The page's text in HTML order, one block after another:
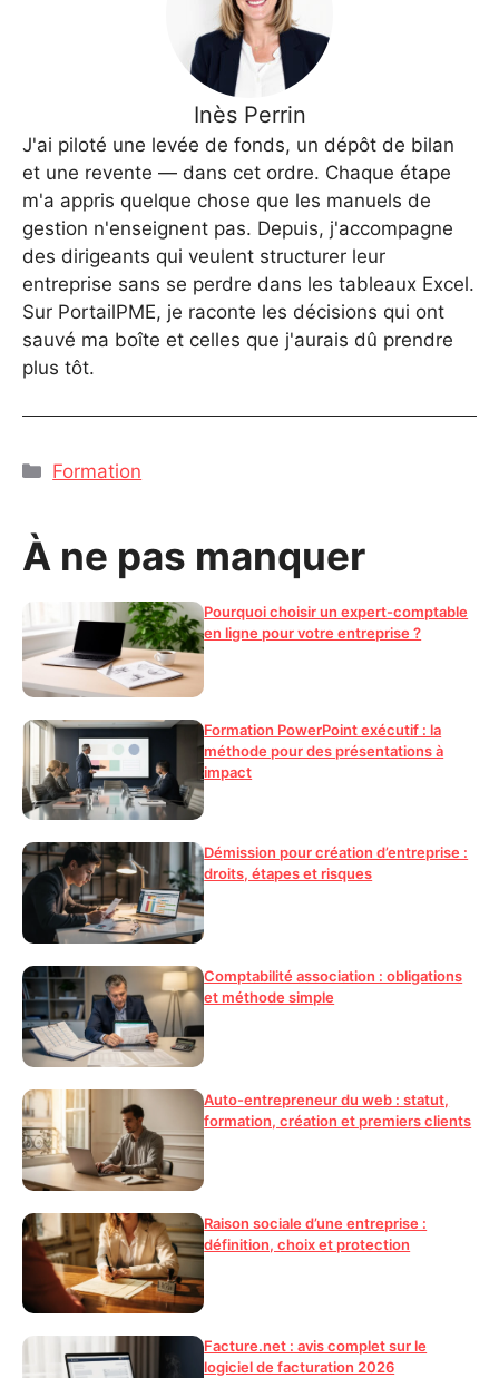
Inès Perrin
J'ai piloté une levée de fonds, un dépôt de bilan
et une revente — dans cet ordre. Chaque étape
m'a appris quelque chose que les manuels de
gestion n'enseignent pas. Depuis, j'accompagne
des dirigeants qui veulent structurer leur
entreprise sans se perdre dans les tableaux Excel.
Sur PortailPME, je raconte les décisions qui ont
sauvé ma boîte et celles que j'aurais dû prendre
plus tôt.
Catégories
Formation
À ne pas manquer
Pourquoi choisir un expert-comptable
en ligne pour votre entreprise ?
Formation PowerPoint exécutif : la
méthode pour des présentations à
impact
Démission pour création d’entreprise :
droits, étapes et risques
Comptabilité association : obligations
et méthode simple
Auto-entrepreneur du web : statut,
formation, création et premiers clients
Raison sociale d’une entreprise :
définition, choix et protection
Facture.net : avis complet sur le
logiciel de facturation 2026